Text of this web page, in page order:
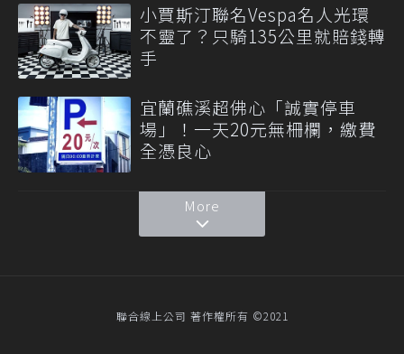
小賈斯汀聯名Vespa名人光環
不靈了？只騎135公里就賠錢轉
手
宜蘭礁溪超佛心「誠實停車
場」！一天20元無柵欄，繳費
全憑良心
More
聯合線上公司 著作權所有 ©2021